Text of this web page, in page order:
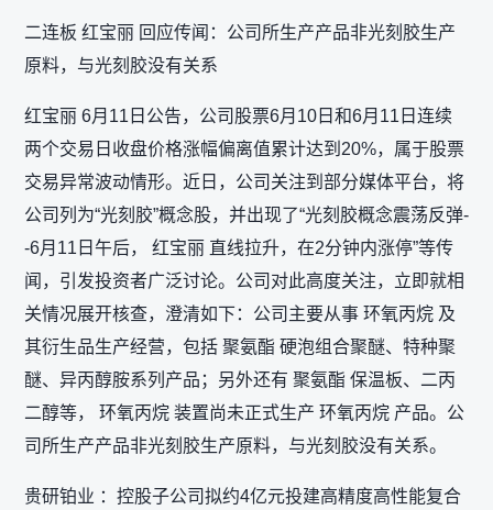
二连板 红宝丽 回应传闻：公司所生产产品非光刻胶生产
原料，与光刻胶没有关系
红宝丽 6月11日公告，公司股票6月10日和6月11日连续
两个交易日收盘价格涨幅偏离值累计达到20%，属于股票
交易异常波动情形。近日，公司关注到部分媒体平台，将
公司列为“光刻胶”概念股，并出现了“光刻胶概念震荡反弹-
-6月11日午后， 红宝丽 直线拉升，在2分钟内涨停”等传
闻，引发投资者广泛讨论。公司对此高度关注，立即就相
关情况展开核查，澄清如下：公司主要从事 环氧丙烷 及
其衍生品生产经营，包括 聚氨酯 硬泡组合聚醚、特种聚
醚、异丙醇胺系列产品；另外还有 聚氨酯 保温板、二丙
二醇等， 环氧丙烷 装置尚未正式生产 环氧丙烷 产品。公
司所生产产品非光刻胶生产原料，与光刻胶没有关系。
贵研铂业 ：控股子公司拟约4亿元投建高精度高性能复合